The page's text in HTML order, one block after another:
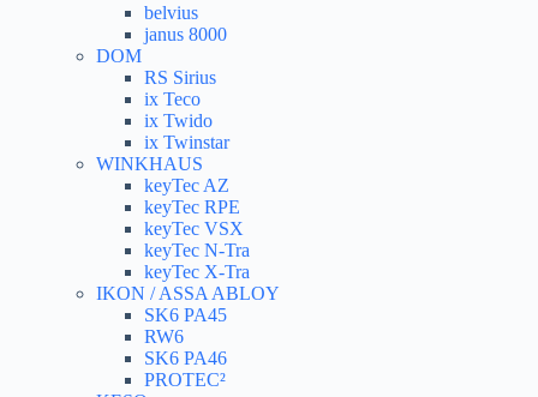
belvius
janus 8000
DOM
RS Sirius
ix Teco
ix Twido
ix Twinstar
WINKHAUS
keyTec AZ
keyTec RPE
keyTec VSX
keyTec N-Tra
keyTec X-Tra
IKON / ASSA ABLOY
SK6 PA45
RW6
SK6 PA46
PROTEC²